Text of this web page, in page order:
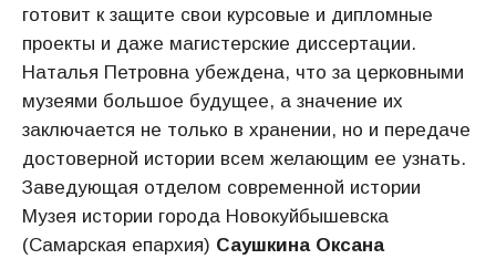
готовит к защите свои курсовые и дипломные
проекты и даже магистерские диссертации.
Наталья Петровна убеждена, что за церковными
музеями большое будущее, а значение их
заключается не только в хранении, но и передаче
достоверной истории всем желающим ее узнать.
Заведующая отделом современной истории
Музея истории города Новокуйбышевска
(Самарская епархия) Саушкина Оксана